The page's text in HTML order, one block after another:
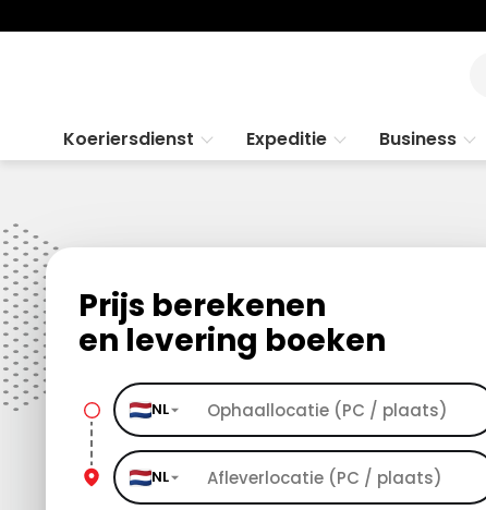
Koeriersdienst Expeditie Business
Prijs berekenen
en levering boeken
NL
NL